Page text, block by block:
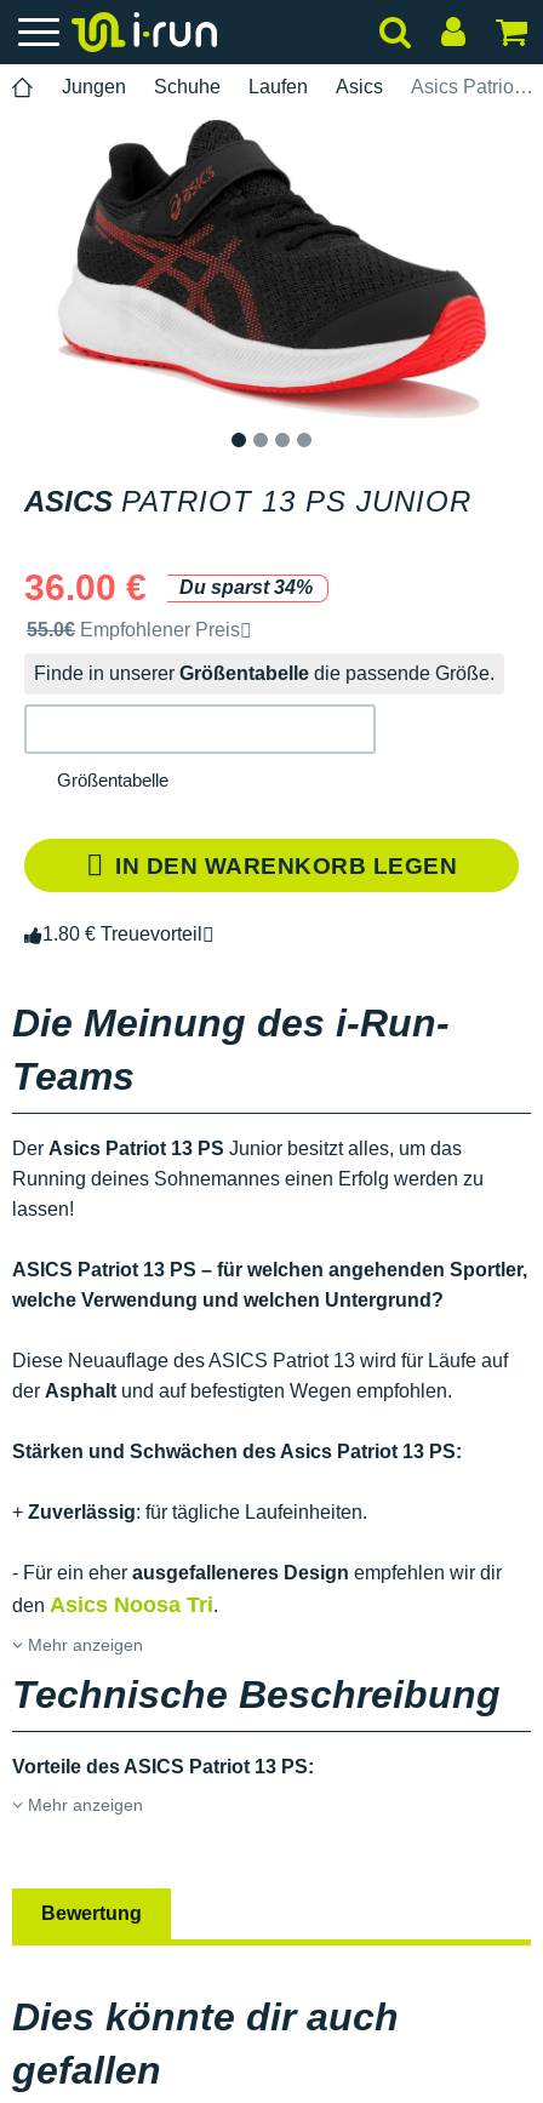
Jungen Schuhe Laufen Asics Asics Patriot 13 PS Junior
ASICS PATRIOT 13 PS JUNIOR
36.00 €
Du sparst 34%
Unverbindliche Preisempfehlung der Marke
55.0€ Empfohlener Preis
Finde in unserer Größentabelle die passende Größe.
Größentabelle
IN DEN WARENKORB LEGEN
1.80 € Treuevorteil
Die Meinung des i-Run-
Teams
Der Asics Patriot 13 PS Junior besitzt alles, um das
Running deines Sohnemannes einen Erfolg werden zu
lassen!
ASICS Patriot 13 PS – für welchen angehenden Sportler,
welche Verwendung und welchen Untergrund?
Diese Neuauflage des ASICS Patriot 13 wird für Läufe auf
der Asphalt und auf befestigten Wegen empfohlen.
Stärken und Schwächen des Asics Patriot 13 PS:
+ Zuverlässig: für tägliche Laufeinheiten.
- Für ein eher ausgefalleneres Design empfehlen wir dir
den Asics Noosa Tri.
Mehr anzeigen
Technische Beschreibung
Vorteile des ASICS Patriot 13 PS:
Mehr anzeigen
Bewertung
Dies könnte dir auch
gefallen